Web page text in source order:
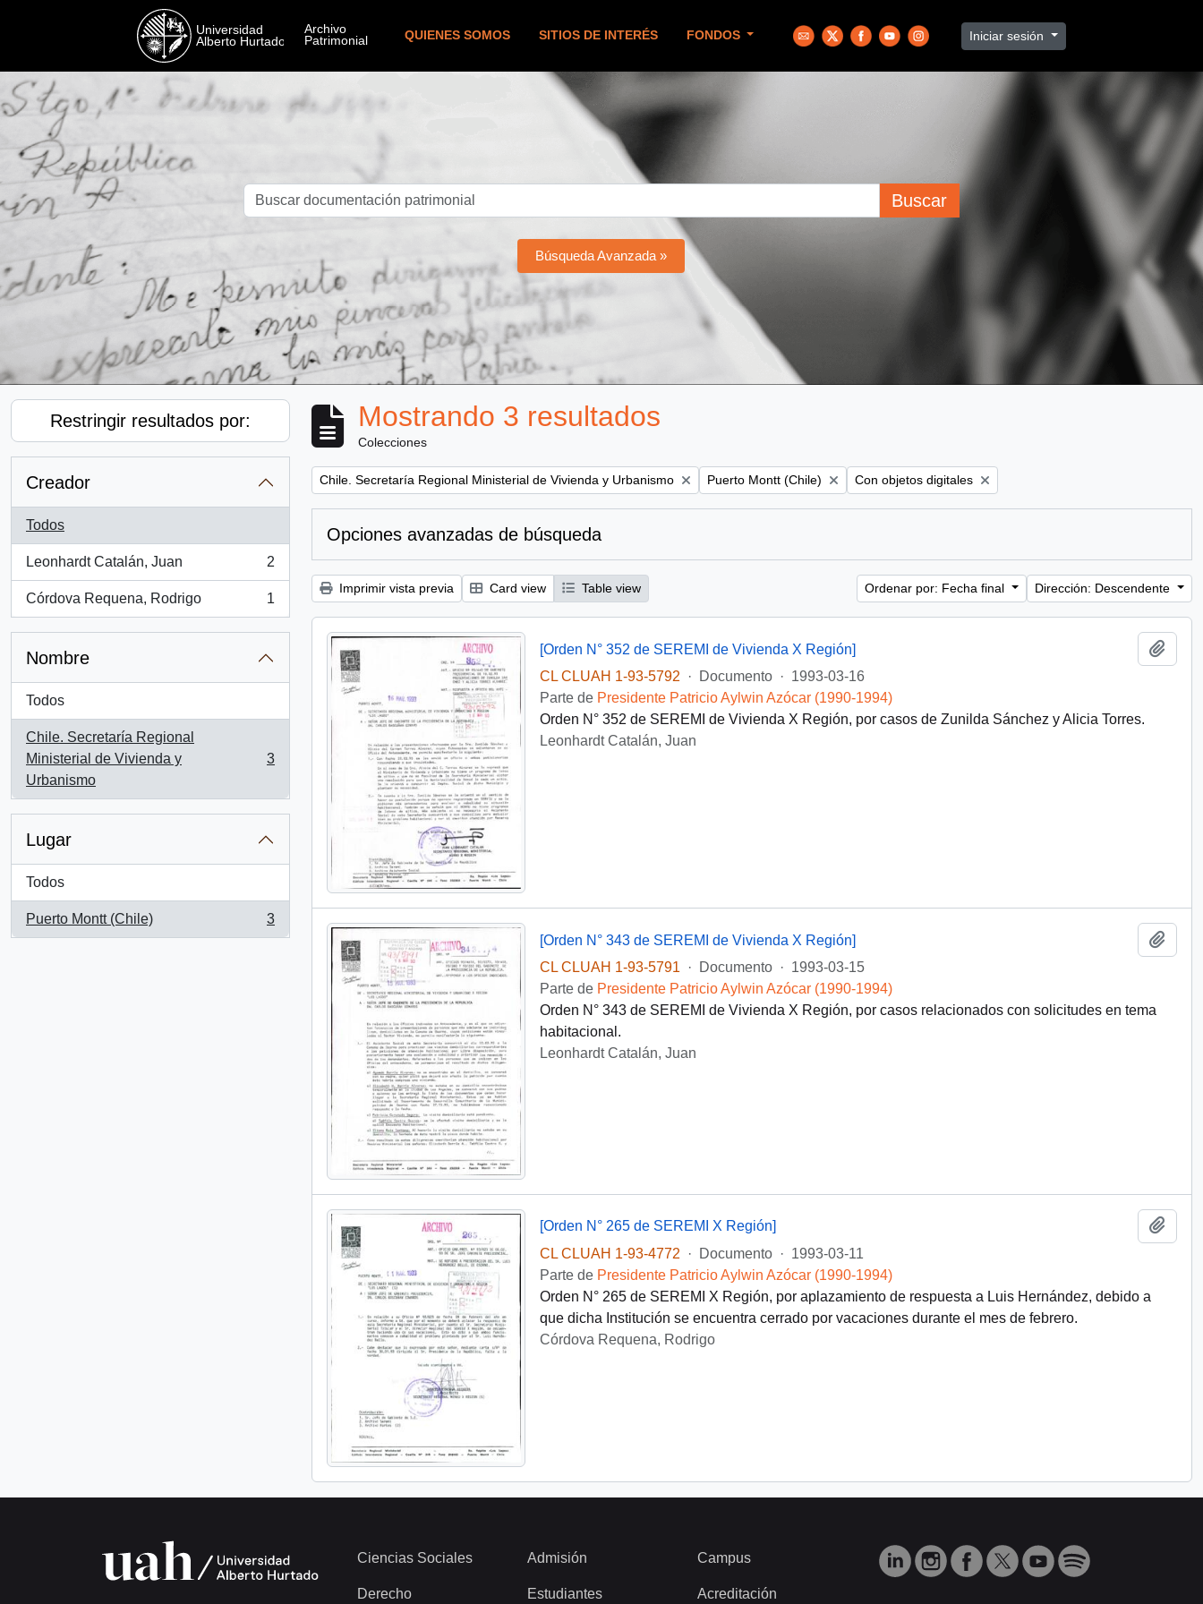
QUIENES SOMOS SITIOS DE INTERÉS FONDOS Iniciar sesión
Buscar
Búsqueda Avanzada »
Restringir resultados por:
Creador
Todos
Leonhardt Catalán, Juan
, 2 resultados
2
Córdova Requena, Rodrigo
, 1 resultados
1
Nombre
Todos
Chile. Secretaría Regional
Ministerial de Vivienda y
Urbanismo
, 3 resultados
3
Lugar
Todos
Puerto Montt (Chile)
, 3 resultados
3
Mostrando 3 resultados
Colecciones
Remove filter:
Chile. Secretaría Regional Ministerial de Vivienda y Urbanismo Remove filter:
Puerto Montt (Chile) Remove filter:
Con objetos digitales
Opciones avanzadas de búsqueda
Imprimir vista previa Card view Table view Ordenar por: Fecha final Dirección: Descendente
[Orden N° 352 de SEREMI de Vivienda X Región]
CL CLUAH 1-93-5792
· Documento · 1993-03-16
Parte de Presidente Patricio Aylwin Azócar (1990-1994)
Orden N° 352 de SEREMI de Vivienda X Región, por casos de Zunilda Sánchez y Alicia Torres.
Leonhardt Catalán, Juan
[Orden N° 343 de SEREMI de Vivienda X Región]
CL CLUAH 1-93-5791
· Documento · 1993-03-15
Parte de Presidente Patricio Aylwin Azócar (1990-1994)
Orden N° 343 de SEREMI de Vivienda X Región, por casos relacionados con solicitudes en tema
habitacional.
Leonhardt Catalán, Juan
[Orden N° 265 de SEREMI X Región]
CL CLUAH 1-93-4772
· Documento · 1993-03-11
Parte de Presidente Patricio Aylwin Azócar (1990-1994)
Orden N° 265 de SEREMI X Región, por aplazamiento de respuesta a Luis Hernández, debido a
que dicha Institución se encuentra cerrado por vacaciones durante el mes de febrero.
Córdova Requena, Rodrigo
Ciencias Sociales
Derecho
Admisión
Estudiantes
Campus
Acreditación